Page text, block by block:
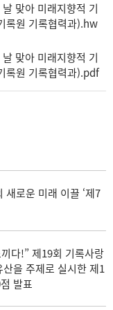
맞아 미래지향적 기
록원 기록협력과).hw
맞아 미래지향적 기
록원 기록협력과).pdf
새로운 미래 이끌 ‘제7
다!” 제19회 기록사랑
을 주제로 실시한 제1
발표